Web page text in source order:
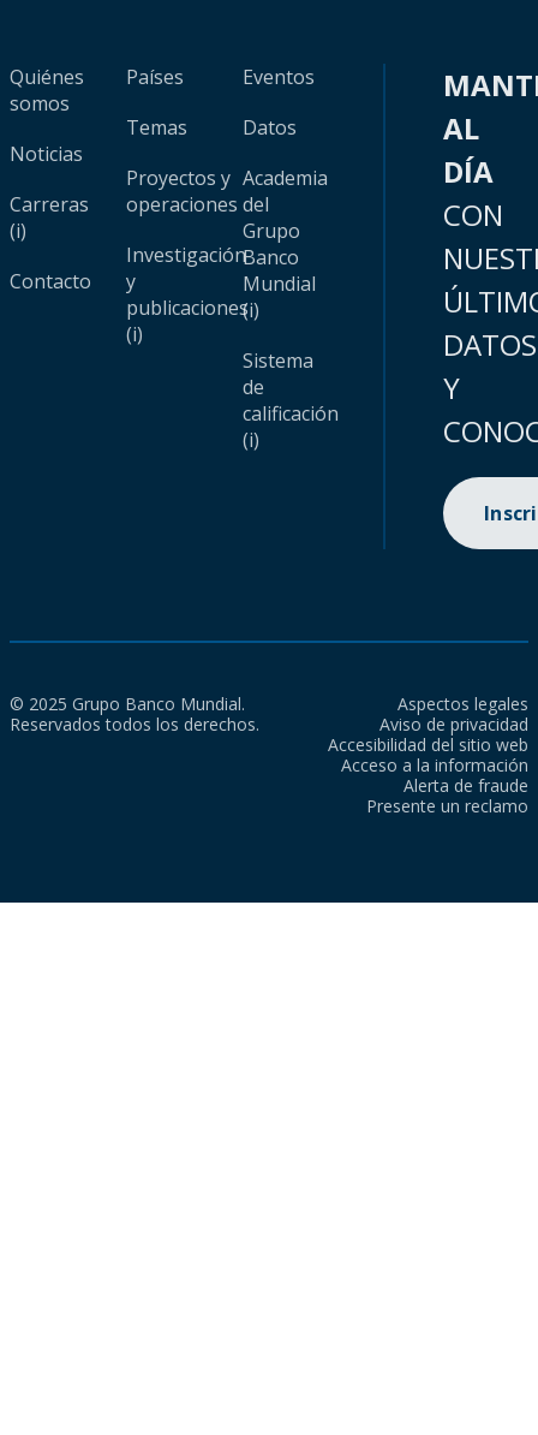
Quiénes
somos
Noticias
Carreras
(i)
Contacto
Países
Temas
Proyectos y
operaciones
Investigación
y
publicaciones
(i)
Eventos
Datos
Academia
del
Grupo
Banco
Mundial
(i)
Sistema
de
calificación
(i)
AL
DÍA
CON
DATOS
Y
© 2025 Grupo Banco Mundial.
Reservados todos los derechos.
Aspectos legales
Aviso de privacidad
Accesibilidad del sitio web
Acceso a la información
Alerta de fraude
Presente un reclamo